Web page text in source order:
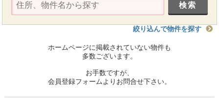
絞り込んで物件を探す
ホームページに掲載されていない物件も
多数ございます。
お手数ですが、
会員登録フォームよりお問合せ下さい。